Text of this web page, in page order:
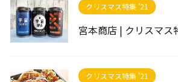
クリスマス特集 '21
宮本商店 | クリスマス
クリスマス特集 '21